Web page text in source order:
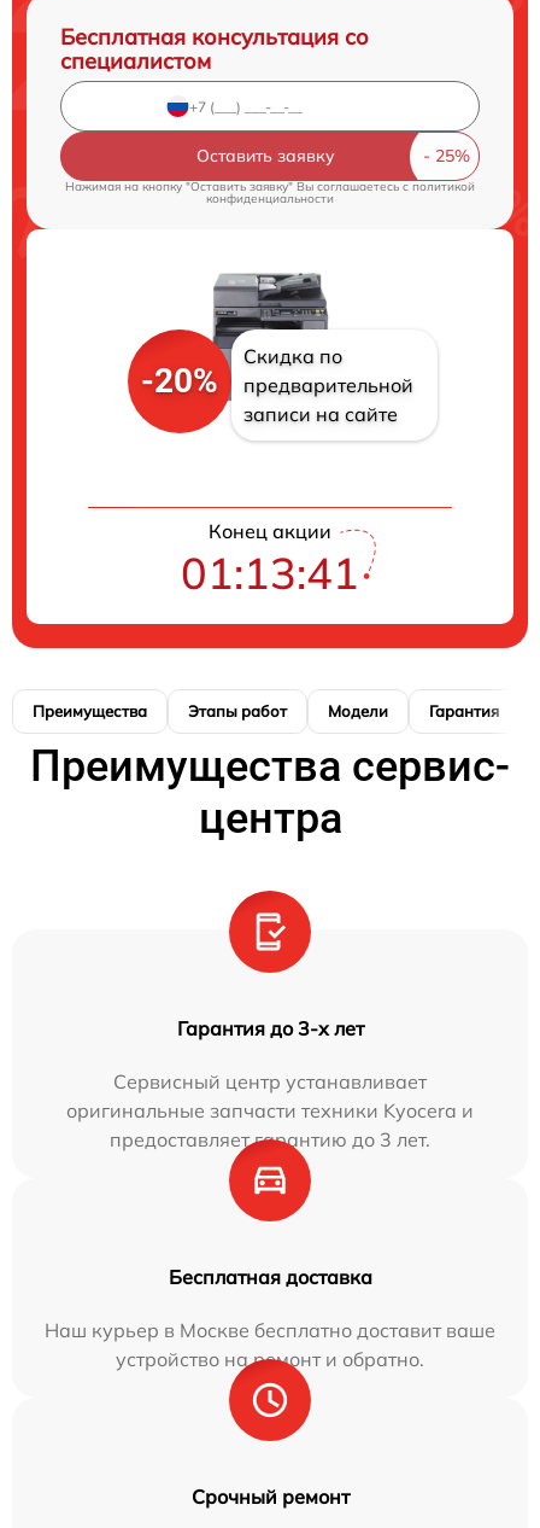
Бесплатная консультация со
специалистом
Оставить заявку
Нажимая на кнопку "Оставить заявку" Вы соглашаетесь cполитикой
конфиденциальности
-20%
Скидка по
предварительной
записи на сайте
Конец акции
01:13:40
Преимущества Этапы работ Модели Гарантия
Преимущества сервис-
центра
Гарантия до 3-х лет
Сервисный центр устанавливает
оригинальные запчасти техники Kyocera и
предоставляет гарантию до 3 лет.
Бесплатная доставка
Наш курьер в Москве бесплатно доставит ваше
устройство на ремонт и обратно.
Срочный ремонт